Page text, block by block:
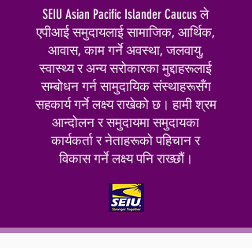
SEIU Asian Pacific Islander Caucus ले
एपीआई समुदायलाई सामाजिक, आर्थिक,
आवास, काम गर्ने अवस्था, जलवायु,
स्वास्थ्य र अन्य सरोकारका मुद्दाहरूलाई
सम्बोधन गर्न सामुदायिक संस्थाहरूसँग
सहकार्य गर्ने लक्ष्य राखेको छ। हामी श्रम
आन्दोलन र समुदायमा समुदायका
कार्यकर्ता र नेताहरूको पहिचान र
विकास गर्ने लक्ष्य पनि राख्छौं।